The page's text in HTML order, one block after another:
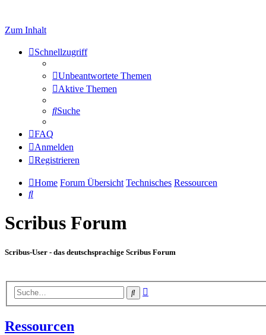
Zum Inhalt
Schnellzugriff
Unbeantwortete Themen
Aktive Themen
Suche
FAQ
Anmelden
Registrieren
Home Forum Übersicht Technisches Ressourcen
Suche
Scribus Forum
Scribus-User - das deutschsprachige Scribus Forum
Suche
Ressourcen